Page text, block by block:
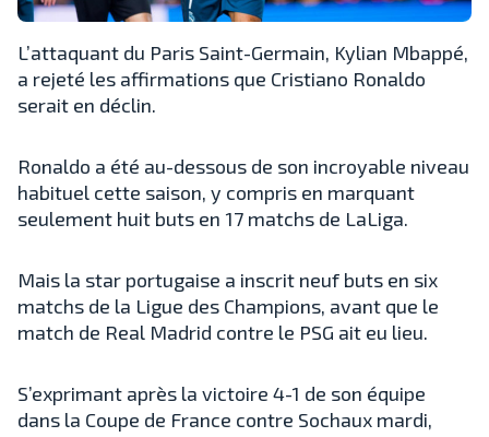
L’attaquant du Paris Saint-Germain, Kylian Mbappé,
a rejeté les affirmations que Cristiano Ronaldo
serait en déclin.
Ronaldo a été au-dessous de son incroyable niveau
habituel cette saison, y compris en marquant
seulement huit buts en 17 matchs de LaLiga.
Mais la star portugaise a inscrit neuf buts en six
matchs de la Ligue des Champions, avant que le
match de Real Madrid contre le PSG ait eu lieu.
S’exprimant après la victoire 4-1 de son équipe
dans la Coupe de France contre Sochaux mardi,